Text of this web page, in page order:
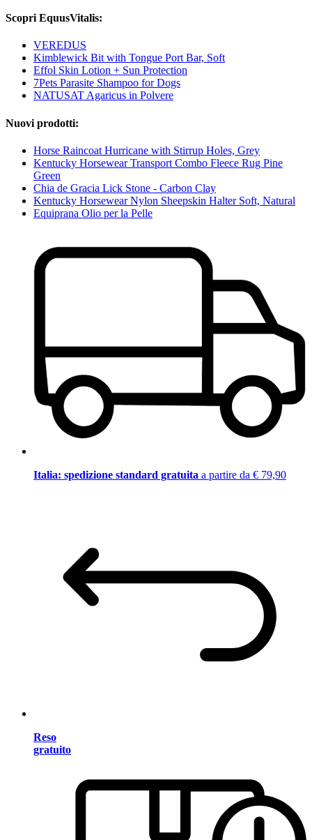
Scopri EquusVitalis:
VEREDUS
Kimblewick Bit with Tongue Port Bar, Soft
Effol Skin Lotion + Sun Protection
7Pets Parasite Shampoo for Dogs
NATUSAT Agaricus in Polvere
Nuovi prodotti:
Horse Raincoat Hurricane with Stirrup Holes, Grey
Kentucky Horsewear Transport Combo Fleece Rug Pine
Green
Chia de Gracia Lick Stone - Carbon Clay
Kentucky Horsewear Nylon Sheepskin Halter Soft, Natural
Equiprana Olio per la Pelle
Italia: spedizione standard gratuita a partire da € 79,90
Reso
gratuito